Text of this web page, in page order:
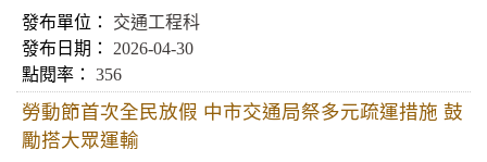
交通工程科
2026-04-30
356
勞動節首次全民放假 中市交通局祭多元疏運措施 鼓
勵搭大眾運輸